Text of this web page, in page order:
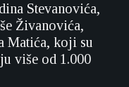
Stevanovića,
Živanovića,
Matića, koji su
više od 1.000